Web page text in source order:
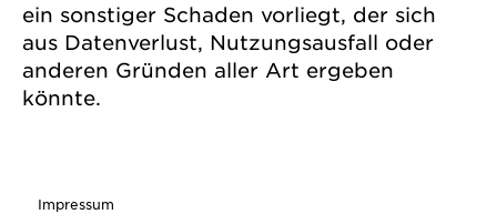
ein sonstiger Schaden vorliegt, der sich
aus Datenverlust, Nutzungsausfall oder
anderen Gründen aller Art ergeben
könnte.
Impressum